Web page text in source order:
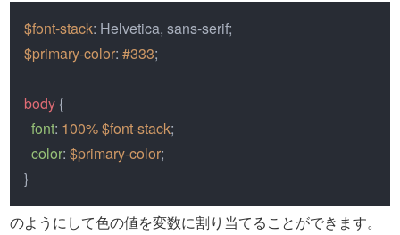
$font-stack
$primary-color: #333;
body {
font: 100%$font-stack;
color: $primary-color;
}
のようにして色の値を変数に割り当てることができます。